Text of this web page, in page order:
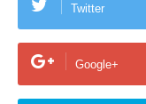
Twitter
Google+